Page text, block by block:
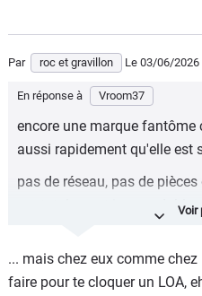
Par roc et gravillon Le 03/06/2026
En réponse à Vroom37
encore une marque
aussi rapidement qu'elle est
pas de réseau, pas de
car totalement inrevendable
... mais chez eux comme
faire pour te cloquer un LOA,